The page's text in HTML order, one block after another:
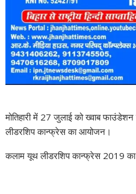
मोतिहारी में 27 जुलाई को ख्वाब
लीडरशिप कान्फ्रेस का आयोजन।
कलाम यूथ लीडरशिप कान्फ्रेस 2019